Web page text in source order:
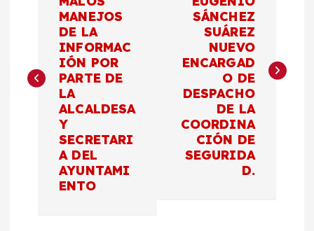
e
g
MANEJOS
DE LA
INFORMAC
IÓN POR
PARTE DE
LA
ALCALDESA
Y
SECRETARI
A DEL
AYUNTAMI
ENTO
SÁNCHEZ
SUÁREZ
NUEVO
ENCARGAD
O DE
DESPACHO
DE LA
COORDINA
CIÓN DE
SEGURIDA
D.